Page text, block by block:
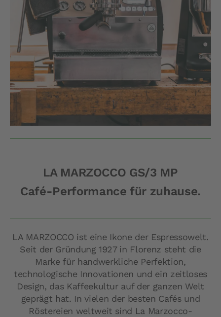
LA MARZOCCO GS/3 MP
Café-Performance für zuhause.
LA MARZOCCO ist eine Ikone der Espressowelt.
Seit der Gründung 1927 in Florenz steht die
Marke für handwerkliche Perfektion,
technologische Innovationen und ein zeitloses
Design, das Kaffeekultur auf der ganzen Welt
geprägt hat. In vielen der besten Cafés und
Röstereien weltweit sind La Marzocco-